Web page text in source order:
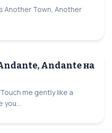
Another Town, Another
Andante на
me gently like a